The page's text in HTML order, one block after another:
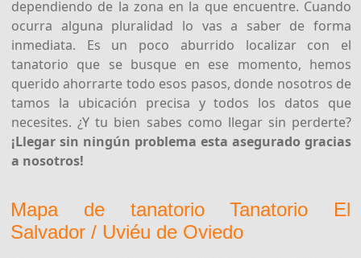
dependiendo de la zona en la que encuentre. Cuando
ocurra alguna pluralidad lo vas a saber de forma
inmediata. Es un poco aburrido localizar con el
tanatorio que se busque en ese momento, hemos
querido ahorrarte todo esos pasos, donde nosotros de
tamos la ubicación precisa y todos los datos que
necesites. ¿Y tu bien sabes como llegar sin perderte?
¡Llegar sin ningún problema esta asegurado gracias
a nosotros!
Mapa de tanatorio Tanatorio El
Salvador / Uviéu de Oviedo